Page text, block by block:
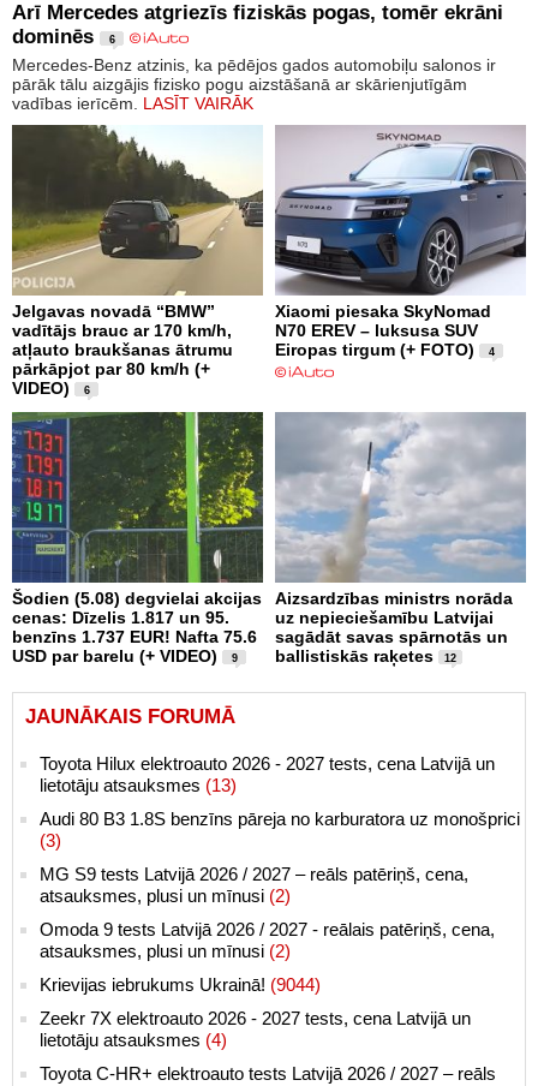
Arī Mercedes atgriezīs fiziskās pogas, tomēr ekrāni
dominēs
6
Mercedes-Benz atzinis, ka pēdējos gados automobiļu salonos ir
pārāk tālu aizgājis fizisko pogu aizstāšanā ar skārienjutīgām
vadības ierīcēm. LASĪT VAIRĀK
Jelgavas novadā “BMW”
vadītājs brauc ar 170 km/h,
atļauto braukšanas ātrumu
pārkāpjot par 80 km/h (+
VIDEO)
6
Xiaomi piesaka SkyNomad
N70 EREV – luksusa SUV
Eiropas tirgum (+ FOTO)
4
Šodien (5.08) degvielai akcijas
cenas: Dīzelis 1.817 un 95.
benzīns 1.737 EUR! Nafta 75.6
USD par barelu (+ VIDEO)
9
Aizsardzības ministrs norāda
uz nepieciešamību Latvijai
sagādāt savas spārnotās un
ballistiskās raķetes
12
JAUNĀKAIS FORUMĀ
Toyota Hilux elektroauto 2026 - 2027 tests, cena Latvijā un
lietotāju atsauksmes (13)
Audi 80 B3 1.8S benzīns pāreja no karburatora uz monošprici
(3)
MG S9 tests Latvijā 2026 / 2027 – reāls patēriņš, cena,
atsauksmes, plusi un mīnusi (2)
Omoda 9 tests Latvijā 2026 / 2027 - reālais patēriņš, cena,
atsauksmes, plusi un mīnusi (2)
Krievijas iebrukums Ukrainā! (9044)
Zeekr 7X elektroauto 2026 - 2027 tests, cena Latvijā un
lietotāju atsauksmes (4)
Toyota C-HR+ elektroauto tests Latvijā 2026 / 2027 – reāls